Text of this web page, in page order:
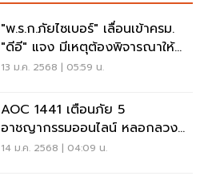
"พ.ร.ก.ภัยไซเบอร์" เลื่อนเข้าครม.
"ดีอี" แจง มีเหตุต้องพิจารณาให้
รอบคอบ
13 ม.ค. 2568 | 05:59 น.
AOC 1441 เตือนภัย 5
อาชญากรรมออนไลน์ หลอกลวง
ตุ๋นเหยื่อ พบสูญเงิน 20 ล้าน
14 ม.ค. 2568 | 04:09 น.